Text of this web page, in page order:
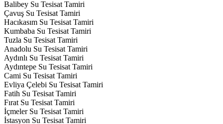
Balibey Su Tesisat Tamiri
Çavuş Su Tesisat Tamiri
Hacıkasım Su Tesisat Tamiri
Kumbaba Su Tesisat Tamiri
Tuzla Su Tesisat Tamiri
Anadolu Su Tesisat Tamiri
Aydınlı Su Tesisat Tamiri
Aydıntepe Su Tesisat Tamiri
Cami Su Tesisat Tamiri
Evliya Çelebi Su Tesisat Tamiri
Fatih Su Tesisat Tamiri
Fırat Su Tesisat Tamiri
İçmeler Su Tesisat Tamiri
İstasyon Su Tesisat Tamiri